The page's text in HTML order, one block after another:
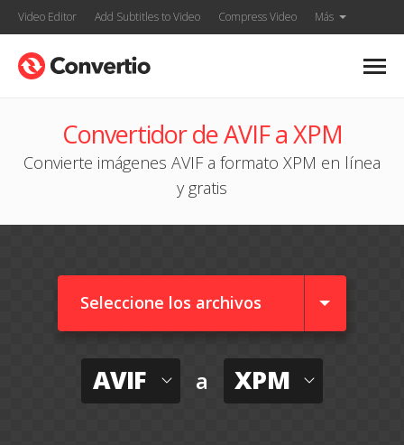
Video Editor Add Subtitles to Video Compress Video Más
Convertidor de AVIF a XPM
Convierte imágenes AVIF a formato XPM en línea
y gratis
Seleccione los archivos
AVIF a XPM